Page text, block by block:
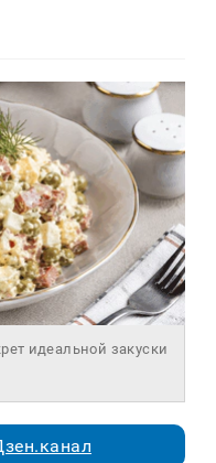
идеальной закуски